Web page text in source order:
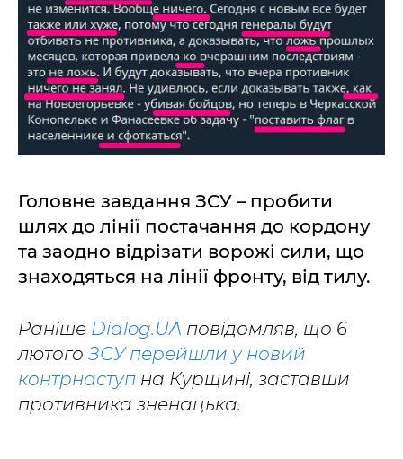
Головне завдання ЗСУ – пробити
шлях до лінії постачання до кордону
та заодно відрізати ворожі сили, що
знаходяться на лінії фронту, від тилу.
Раніше Dialog.UA повідомляв, що 6
лютого ЗСУ перейшли у новий
контрнаступ на Курщині, заставши
противника зненацька.